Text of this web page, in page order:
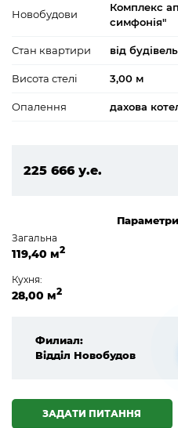
Новобудови
Комплекс
симфонія"
Стан квартири від
Висота стелі 3,00 м
Опалення дахова
225 666 у.е.
Загальна
119,40 м2
Кухня:
28,00 м2
Филиал:
Відділ Новобудов
ЗАДАТИ ПИТАННЯ